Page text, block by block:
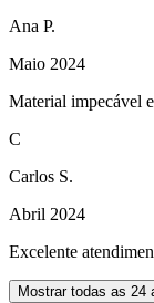
Ana P.
Maio 2024
Material impecável
C
Carlos S.
Abril 2024
Excelente
Mostrar todas as 24